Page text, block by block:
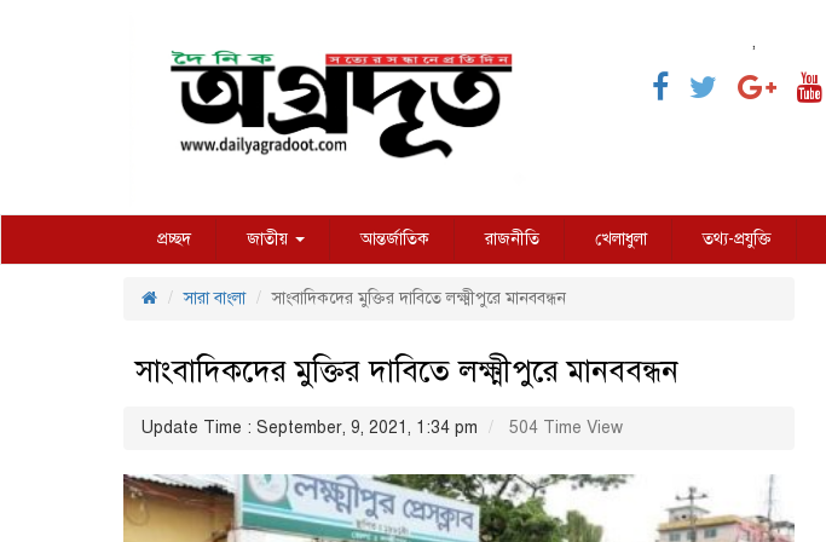
,
প্রচ্ছদ জাতীয় আন্তর্জাতিক রাজনীতি খেলাধুলা তথ্য-প্রযুক্তি
সারা বাংলা সাংবাদিকদের মুক্তির দাবিতে লক্ষ্মীপুরে মানববন্ধন
সাংবাদিকদের মুক্তির দাবিতে লক্ষ্মীপুরে মানববন্ধন
Update Time : September, 9, 2021, 1:34 pm 504 Time View